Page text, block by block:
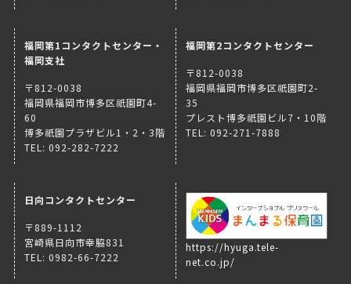
福岡第1コンタクトセンター・
福岡支社
〒812-0038
福岡県福岡市博多区祇園町4-
60
博多祇園プラザビル1・2・3階
TEL: 092-282-7222
福岡第2コンタクトセンター
〒812-0038
福岡県福岡市博多区祇園町2-
35
プレスト博多祇園ビル7・10階
TEL: 092-271-7888
日向コンタクトセンター
〒889-1112
宮崎県日向市幸脇831
TEL: 0982-66-7222
https://hyuga.tele-
net.co.jp/